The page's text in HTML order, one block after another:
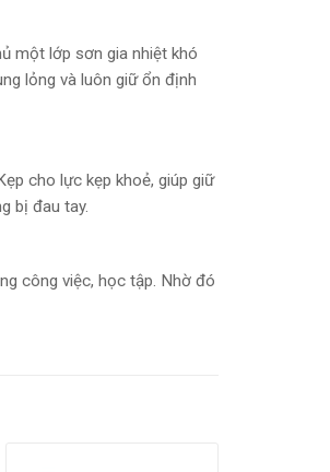
một lớp sơn gia nhiệt khó
lỏng và luôn giữ ổn định
cho lực kẹp khoẻ, giúp giữ
bị đau tay.
công việc, học tập. Nhờ đó